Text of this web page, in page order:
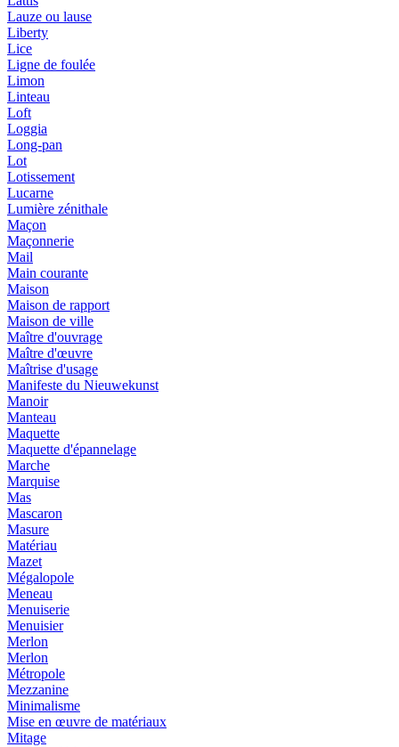
Lauze ou lause
Liberty
Lice
Ligne de foulée
Limon
Linteau
Loft
Loggia
Long-pan
Lot
Lotissement
Lucarne
Lumière zénithale
Maçon
Maçonnerie
Mail
Main courante
Maison
Maison de rapport
Maison de ville
Maître d'ouvrage
Maître d'œuvre
Maîtrise d'usage
Manifeste du Nieuwekunst
Manoir
Manteau
Maquette
Maquette d'épannelage
Marche
Marquise
Mas
Mascaron
Masure
Matériau
Mazet
Mégalopole
Meneau
Menuiserie
Menuisier
Merlon
Merlon
Métropole
Mezzanine
Minimalisme
Mise en œuvre de matériaux
Mitage